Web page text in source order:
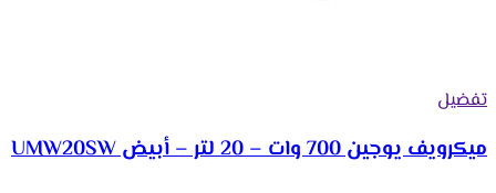
تفضيل
ميكرويف يوجين 700 وات – 20 لتر – أبيض UMW20SW